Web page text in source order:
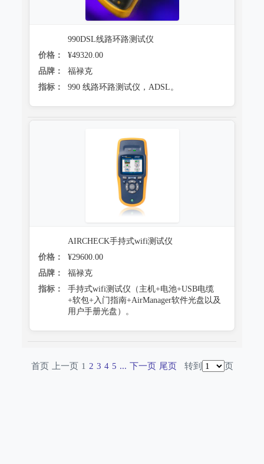
990DSL线路环路测试仪
价格：
¥49320.00
品牌：
福禄克
指标：
990 线路环路测试仪，ADSL。
AIRCHECK手持式wifi测试仪
价格：
¥29600.00
品牌：
福禄克
指标：
手持式wifi测试仪（主机+电池+USB电缆
+软包+入门指南+AirManager软件光盘以及
用户手册光盘）。
首页 上一页 1 2 3 4 5 ... 下一页 尾页 转到 页